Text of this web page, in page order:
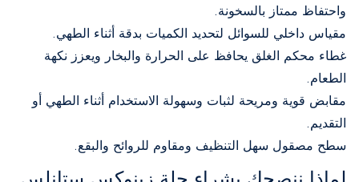
واحتفاظ ممتاز بالسخونة.
مقياس داخلي للسوائل لتحديد الكميات بدقة أثناء الطهي.
غطاء محكم الغلق يحافظ على الحرارة والبخار ويعزز نكهة
الطعام.
مقابض قوية ومريحة لثبات وسهولة الاستخدام أثناء الطهي أو
التقديم.
سطح مصقول سهل التنظيف ومقاوم للروائح والبقع.